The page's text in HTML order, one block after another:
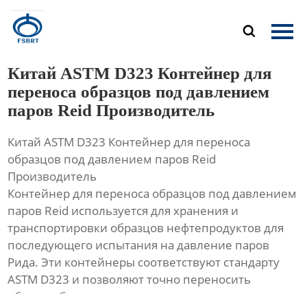

Главная
Новости
Контакты
Китай ASTM D323 Контейнер для
переноса образцов под давлением
паров Reid Производитель
Китай ASTM D323 Контейнер для переноса
образцов под давлением паров Reid
Производитель
Контейнер для переноса образцов под давлением
паров Reid используется для хранения и
транспортировки образцов нефтепродуктов для
последующего испытания на давление паров
Рида. Эти контейнеры соответствуют стандарту
ASTM D323 и позволяют точно переносить